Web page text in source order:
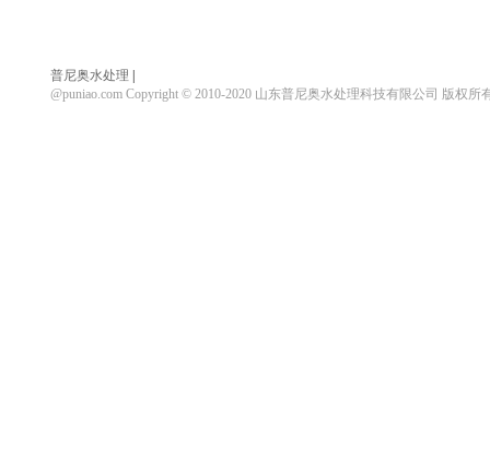
普尼奥水处理
@puniao.com Copyright © 2010-2020 山东普尼奥水处理科技有限公司 版权